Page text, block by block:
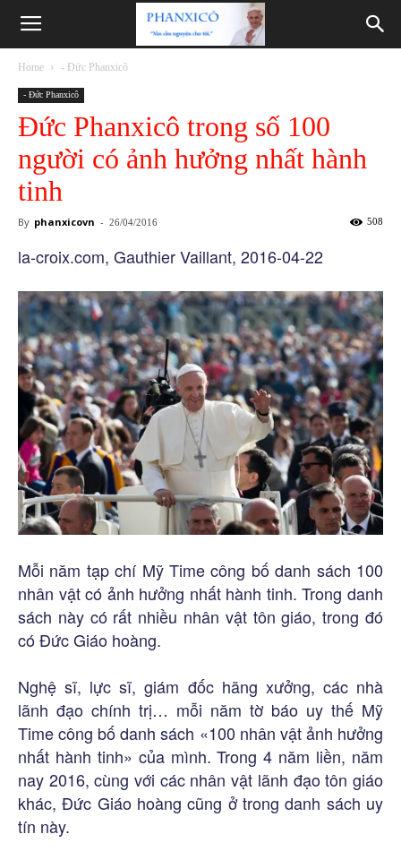
Phanxicô
Home - Đức Phanxicô
- Đức Phanxicô
Đức Phanxicô trong số 100
người có ảnh hưởng nhất hành
tinh
By phanxicovn - 26/04/2016 508
la-croix.com, Gauthier Vaillant, 2016-04-22
Mỗi năm tạp chí Mỹ Time công bố danh sách 100
nhân vật có ảnh hưởng nhất hành tinh. Trong danh
sách này có rất nhiều nhân vật tôn giáo, trong đó
có Đức Giáo hoàng.
Nghệ sĩ, lực sĩ, giám đốc hãng xưởng, các nhà
lãnh đạo chính trị… mỗi năm tờ báo uy thế Mỹ
Time công bố danh sách «100 nhân vật ảnh hưởng
nhất hành tinh» của mình. Trong 4 năm liền, năm
nay 2016, cùng với các nhân vật lãnh đạo tôn giáo
khác, Đức Giáo hoàng cũng ở trong danh sách uy
tín này.